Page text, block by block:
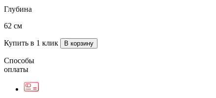
Глубина
62 см
Купить в 1 клик
Способы
оплаты